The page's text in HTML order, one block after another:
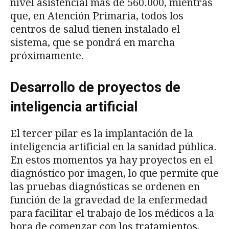
que, en Atención Primaria, todos los
centros de salud tienen instalado el
sistema, que se pondrá en marcha
próximamente.
Desarrollo de proyectos de
inteligencia artificial
El tercer pilar es la implantación de la
inteligencia artificial en la sanidad pública.
En estos momentos ya hay proyectos en el
diagnóstico por imagen, lo que permite que
las pruebas diagnósticas se ordenen en
función de la gravedad de la enfermedad
para facilitar el trabajo de los médicos a la
hora de comenzar con los tratamientos,